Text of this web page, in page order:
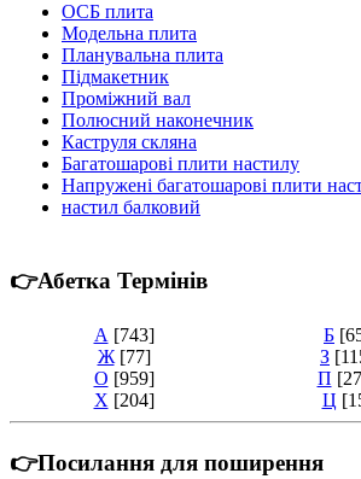
ОСБ плита
Модельна плита
Планувальна плита
Підмакетник
Проміжний вал
Полюсний наконечник
Каструля скляна
Багатошарові плити настилу
Напружені багатошарові плити
настил балковий
👉Абетка Термінів
А [743] Б
Ж [77] З
О [959] П
Х [204] Ц
👉Посилання для поширення